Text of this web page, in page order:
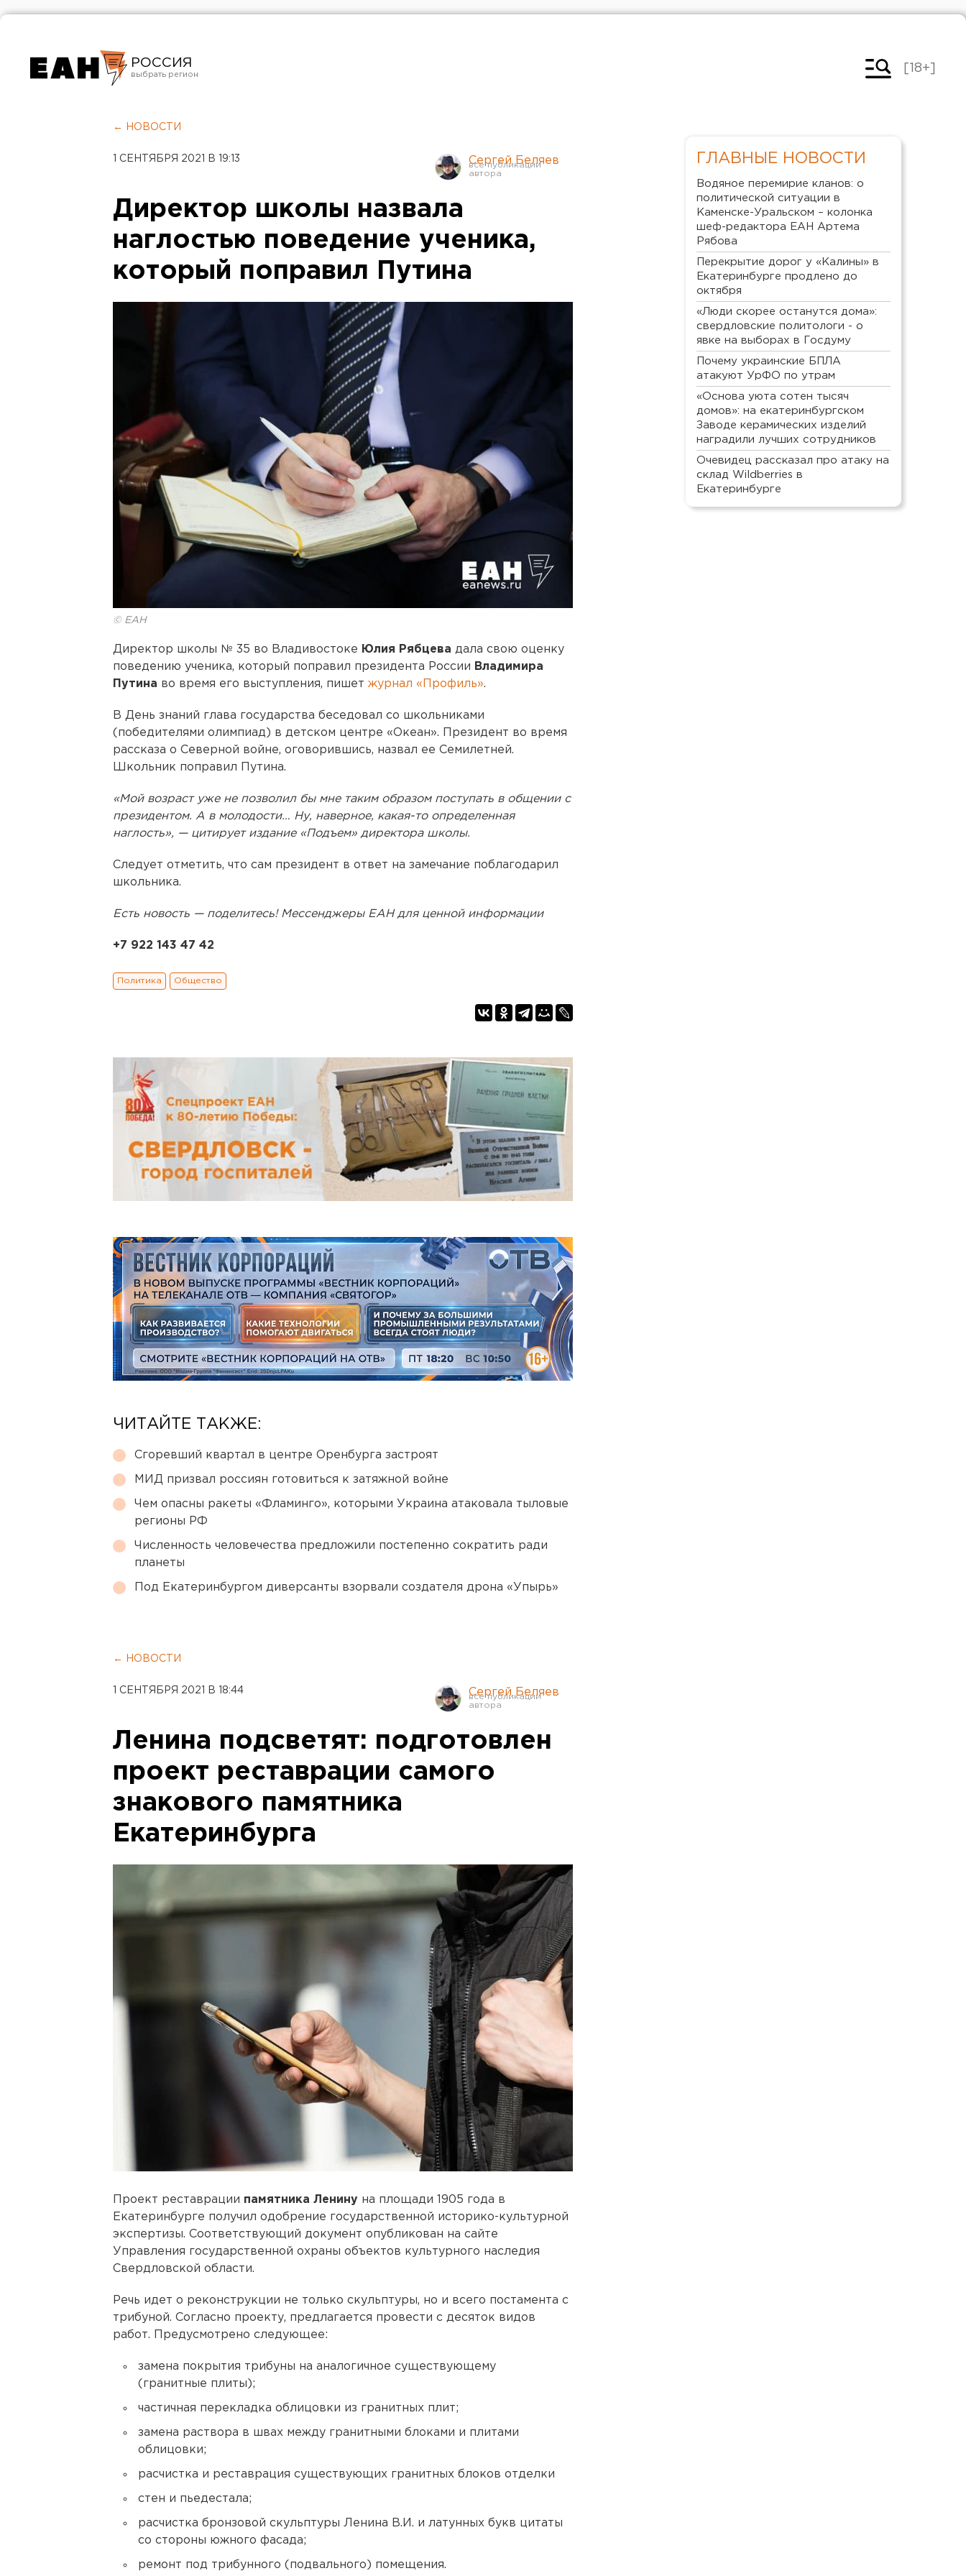
РОССИЯ
Челябинск
[18+]
← НОВОСТИ
1 СЕНТЯБРЯ 2021 В 19:13 Сергей Беляев
Директор школы назвала
наглостью поведение ученика,
который поправил Путина
© ЕАН
Директор школы № 35 во Владивостоке Юлия Рябцева дала свою оценку
поведению ученика, который поправил президента России Владимира
Путина во время его выступления, пишет журнал «Профиль».
В День знаний глава государства беседовал со школьниками
(победителями олимпиад) в детском центре «Океан». Президент во время
рассказа о Северной войне, оговорившись, назвал ее Семилетней.
Школьник поправил Путина.
«Мой возраст уже не позволил бы мне таким образом поступать в общении с
президентом. А в молодости… Ну, наверное, какая-то определенная
наглость», — цитирует издание «Подъем» директора школы.
Следует отметить, что сам президент в ответ на замечание поблагодарил
школьника.
Есть новость — поделитесь! Мессенджеры ЕАН для ценной информации
+7 922 143 47 42
Политика Общество
ЧИТАЙТЕ ТАКЖЕ:
Сгоревший квартал в центре Оренбурга застроят
МИД призвал россиян готовиться к затяжной войне
Чем опасны ракеты «Фламинго», которыми Украина атаковала тыловые
регионы РФ
Численность человечества предложили постепенно сократить ради
планеты
Под Екатеринбургом диверсанты взорвали создателя дрона «Упырь»
← НОВОСТИ
1 СЕНТЯБРЯ 2021 В 18:44 Сергей Беляев
Ленина подсветят: подготовлен
проект реставрации самого
знакового памятника
Екатеринбурга
Проект реставрации памятника Ленину на площади 1905 года в
Екатеринбурге получил одобрение государственной историко-культурной
экспертизы. Соответствующий документ опубликован на сайте
Управления государственной охраны объектов культурного наследия
Свердловской области.
Речь идет о реконструкции не только скульптуры, но и всего постамента с
трибуной. Согласно проекту, предлагается провести с десяток видов
работ. Предусмотрено следующее:
замена покрытия трибуны на аналогичное существующему
(гранитные плиты);
частичная перекладка облицовки из гранитных плит;
замена раствора в швах между гранитными блоками и плитами
облицовки;
расчистка и реставрация существующих гранитных блоков отделки
стен и пьедестала;
расчистка бронзовой скульптуры Ленина В.И. и латунных букв цитаты
со стороны южного фасада;
ремонт под трибунного (подвального) помещения.
ГЛАВНЫЕ НОВОСТИ
Водяное перемирие кланов: о
политической ситуации в
Каменске-Уральском – колонка
шеф-редактора ЕАН Артема
Рябова
Перекрытие дорог у «Калины» в
Екатеринбурге продлено до
октября
«Люди скорее останутся дома»:
свердловские политологи - о
явке на выборах в Госдуму
Почему украинские БПЛА
атакуют УрФО по утрам
«Основа уюта сотен тысяч
домов»: на екатеринбургском
Заводе керамических изделий
наградили лучших сотрудников
Очевидец рассказал про атаку на
склад Wildberries в
Екатеринбурге